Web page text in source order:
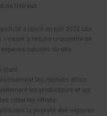
de l’Hérault.
a lancé en juin 2022 une
» visant à réduire la quantité de
naturels du site.
:
les déchets diffus
les producteurs et les
cibler les efforts.
la propreté des espaces